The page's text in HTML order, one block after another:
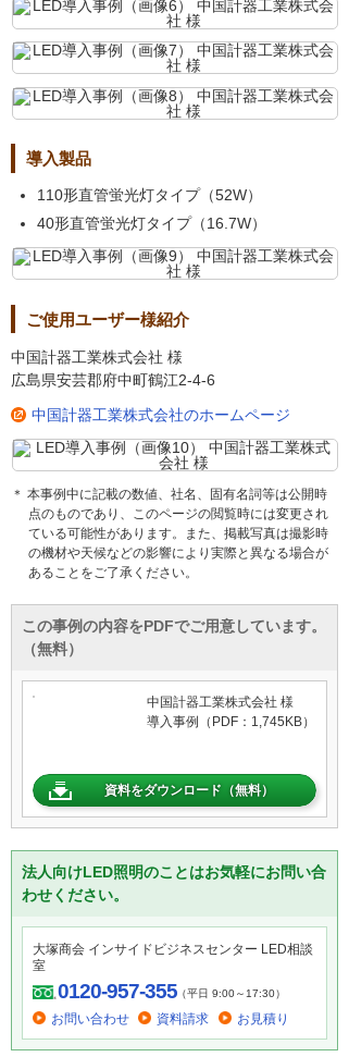
導入製品
110形直管蛍光灯タイプ（52W）
40形直管蛍光灯タイプ（16.7W）
ご使用ユーザー様紹介
中国計器工業株式会社 様
広島県安芸郡府中町鶴江2-4-6
中国計器工業株式会社のホームページ
＊ 本事例中に記載の数値、社名、固有名詞等は公開時
点のものであり、このページの閲覧時には変更され
ている可能性があります。また、掲載写真は撮影時
の機材や天候などの影響により実際と異なる場合が
あることをご了承ください。
この事例の内容をPDFでご用意しています。
（無料）
中国計器工業株式会社 様
導入事例（PDF：1,745KB）
資料をダウンロード（無料）
法人向けLED照明のことはお気軽にお問い合
わせください。
大塚商会 インサイドビジネスセンター LED相談
室
0120-957-355（平日 9:00～17:30）
お問い合わせ 資料請求 お見積り